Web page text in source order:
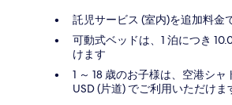
託児サービス (室内)を追加料金
可動式ベッドは、1 泊につき
けます
1 ～ 18 歳のお子様は、空港シ
USD (片道) でご利用いただけま